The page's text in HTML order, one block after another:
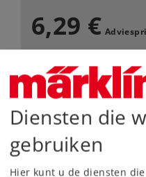
6,29 €
Leverbaar vanaf
Webwinkel
Diensten die
gebruiken
Hier kunt u de diensten